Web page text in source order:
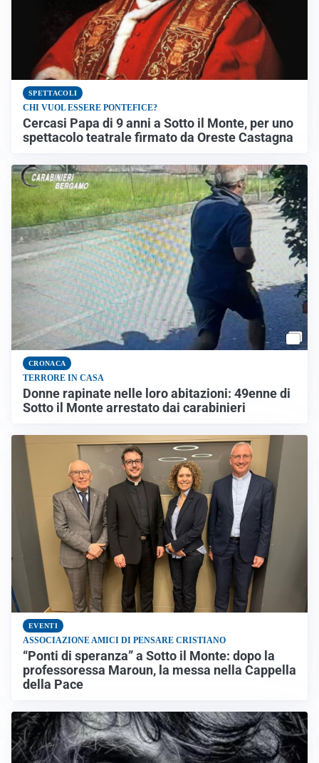
SPETTACOLI
CHI VUOL ESSERE PONTEFICE?
Cercasi Papa di 9 anni a Sotto il Monte, per uno
spettacolo teatrale firmato da Oreste Castagna
CRONACA
TERRORE IN CASA
Donne rapinate nelle loro abitazioni: 49enne di
Sotto il Monte arrestato dai carabinieri
EVENTI
ASSOCIAZIONE AMICI DI PENSARE CRISTIANO
“Ponti di speranza” a Sotto il Monte: dopo la
professoressa Maroun, la messa nella Cappella
della Pace